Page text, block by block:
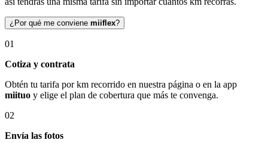
¿Por qué me conviene miiflex?
01
Cotiza y contrata
Obtén tu tarifa por km recorrido en nuestra página o en la app
miituo y elige el plan de cobertura que más te convenga.
02
Envía las fotos